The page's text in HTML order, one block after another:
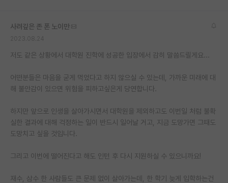
사려깊은 존 폰 노이만
저도 같은 상황에서 대학원 진학에 성공한 입장에서 감히 말씀드릴게요...
어떤분들은 마음을 굳게 먹었다고 하지 않으실 수 있는데, 가까운 미래에 대
해 불안감이 있으면 위험을 피하고싶은게 당연합니다.
하지만 앞으로 인생을 살아가시면서 대학원을 제외하고도 이번일 처럼 불확
실한 결과에 대해 걱정하는 일이 반드시 일어날 거고, 지금 도망가면 그때도
도망치고 싶을 것입니다.
그리고 이번에 떨어진다고 해도 인턴 후 다시 지원하실 수 있으니까요!
재수, 삼수 한 사람들도 큰 문제 없이 살아가는데, 한 학기 늦게 입학하는건